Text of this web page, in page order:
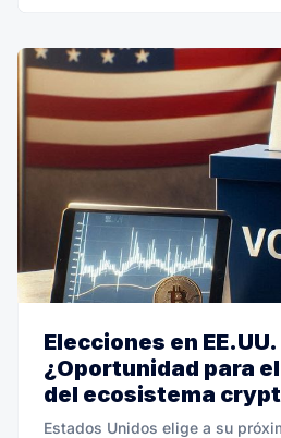
Elecciones en
¿Oportunidad para
del ecosistema
Estados Unidos elige a su